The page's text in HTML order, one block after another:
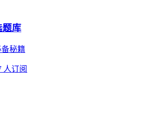
题库
秘籍
人订阅